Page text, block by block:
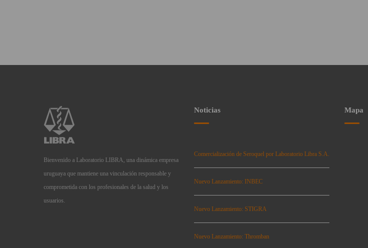
Bienvenido a Laboratorio LIBRA, una dinámica empresa
uruguaya que mantiene una vinculación responsable y
comprometida con los profesionales de la salud y los
usuarios.
Noticias
Comercialización de Seroquel por Laboratorio Libra S.A.
Nuevo Lanzamiento: INBEC
Nuevo Lanzamiento: STIGRA
Nuevo Lanzamiento: Thromban
Mapa